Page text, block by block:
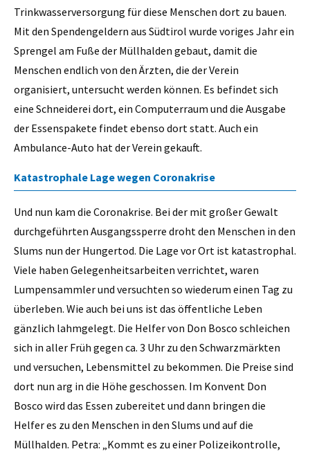
Trinkwasserversorgung für diese Menschen dort zu bauen.
Mit den Spendengeldern aus Südtirol wurde voriges Jahr ein
Sprengel am Fuße der Müllhalden gebaut, damit die
Menschen endlich von den Ärzten, die der Verein
organisiert, untersucht werden können. Es befindet sich
eine Schneiderei dort, ein Computerraum und die Ausgabe
der Essenspakete findet ebenso dort statt. Auch ein
Ambulance-Auto hat der Verein gekauft.
Katastrophale Lage wegen Coronakrise
Und nun kam die Coronakrise. Bei der mit großer Gewalt
durchgeführten Ausgangssperre droht den Menschen in den
Slums nun der Hungertod. Die Lage vor Ort ist katastrophal.
Viele haben Gelegenheitsarbeiten verrichtet, waren
Lumpensammler und versuchten so wiederum einen Tag zu
überleben. Wie auch bei uns ist das öffentliche Leben
gänzlich lahmgelegt. Die Helfer von Don Bosco schleichen
sich in aller Früh gegen ca. 3 Uhr zu den Schwarzmärkten
und versuchen, Lebensmittel zu bekommen. Die Preise sind
dort nun arg in die Höhe geschossen. Im Konvent Don
Bosco wird das Essen zubereitet und dann bringen die
Helfer es zu den Menschen in den Slums und auf die
Müllhalden. Petra: „Kommt es zu einer Polizeikontrolle,